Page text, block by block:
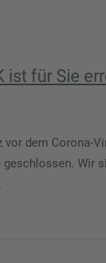
ist für Sie
vor dem Corona-
Wir